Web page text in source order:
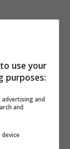
un
Juventus.
perso un
la gara di
use your
purposes:
and
and